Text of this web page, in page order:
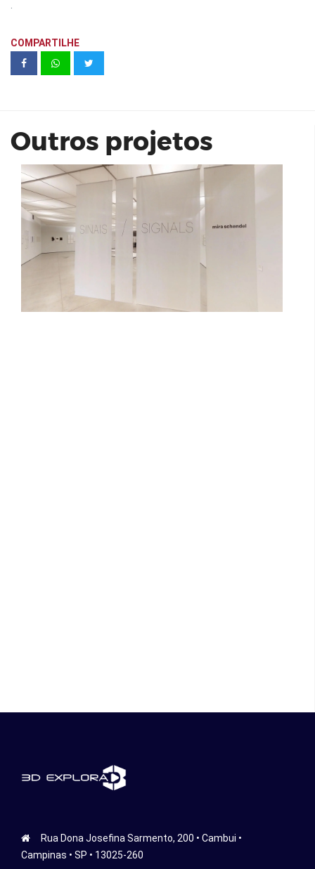
COMPARTILHE
Outros projetos
Sinais / Signals Mira Schendel | MAM
Figueira Cambuí - CRB Engenharia
Rua Dona Josefina Sarmento, 200 • Cambui •
Campinas • SP • 13025-260